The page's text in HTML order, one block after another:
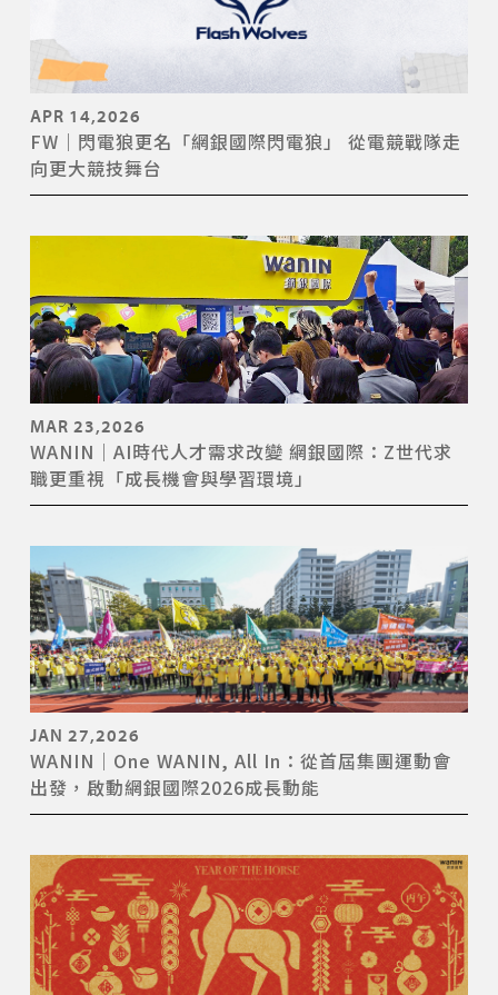
APR 14,2026
FW｜閃電狼更名「網銀國際閃電狼」 從電競戰隊走
向更大競技舞台
MAR 23,2026
WANIN｜AI時代人才需求改變 網銀國際：Z世代求
職更重視「成長機會與學習環境」
JAN 27,2026
WANIN｜One WANIN, All In：從首屆集團運動會
出發，啟動網銀國際2026成長動能